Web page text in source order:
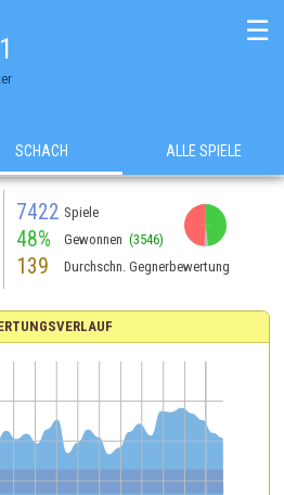
☰
SCHACH ALLE SPIELE
7422 Spiele
48% Gewonnen (3546)
139 Durchschn. Gegnerbewertung